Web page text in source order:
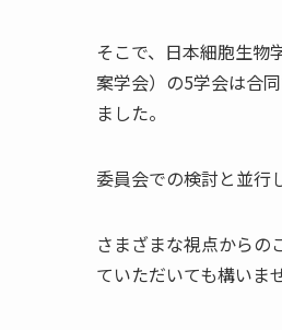
そこで、日本細胞生物
案学会）の5学会は合
ました。
委員会での検討と並行
さまざまな視点からの
ていただいても構いま